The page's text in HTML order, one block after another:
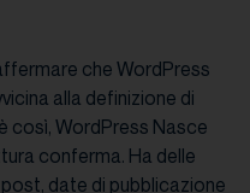
che WordPress
alla definizione di
così, WordPress Nasce
conferma. Ha delle
date di pubblicazione